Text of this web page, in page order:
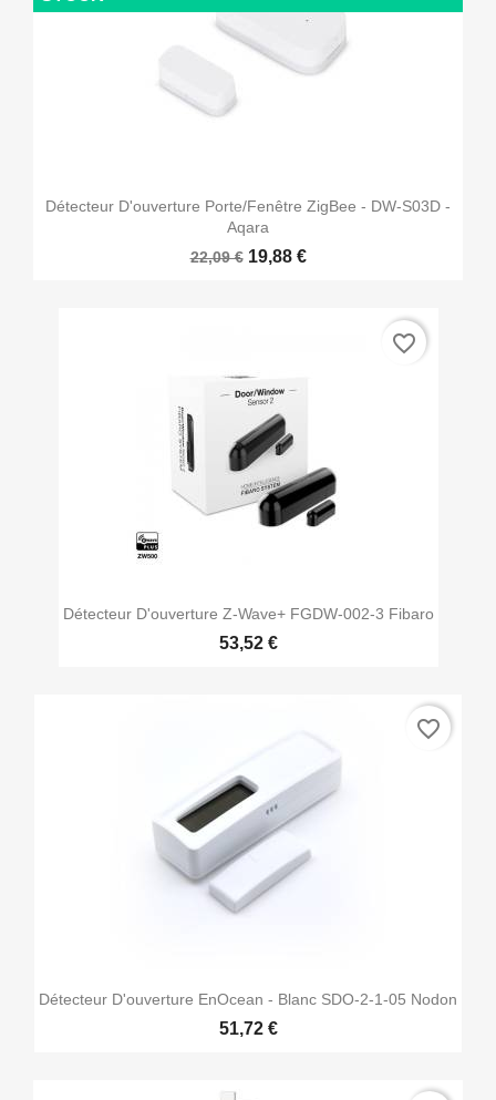
Détecteur D'ouverture Porte/fenêtre ZigBee - DW-S03D -
Aqara
22,09 € 19,88 €
Détecteur D'ouverture Z-Wave+ FGDW-002-3 Fibaro
53,52 €
favorite_border
Détecteur D'ouverture EnOcean - Blanc SDO-2-1-05 Nodon
51,72 €
favorite_border